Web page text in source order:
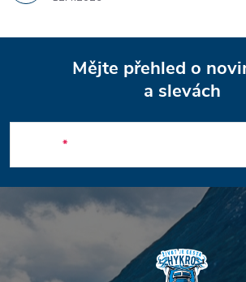
p
a
t
í
Mějte přehled o
a slevách